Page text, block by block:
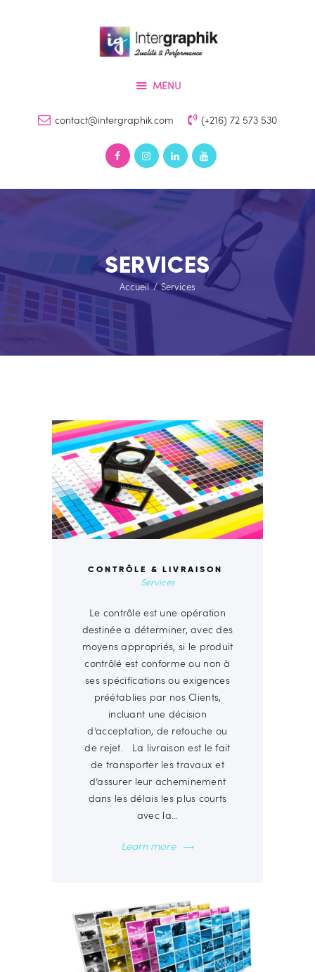
MENU
contact@intergraphik.com (+216) 72 573 530
SERVICES
Accueil Services
INTERGRAPHIK
Services
Devis
Contact
CONTRÔLE & LIVRAISON
Services
Le contrôle est une opération
destinée a déterminer, avec des
moyens appropriés, si le produit
contrôlé est conforme ou non à
ses spécifications ou exigences
préétablies par nos Clients,
incluant une décision
d’acceptation, de retouche ou
de rejet. La livraison est le fait
de transporter les travaux et
d’assurer leur acheminement
dans les délais les plus courts
avec la…
Learn more